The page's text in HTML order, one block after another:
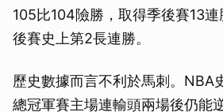
105比104險勝，取得季後賽13
後賽史上第2長連勝。
歷史數據而言不利於馬刺。NBA
總冠軍賽主場連輸頭兩場後仍能